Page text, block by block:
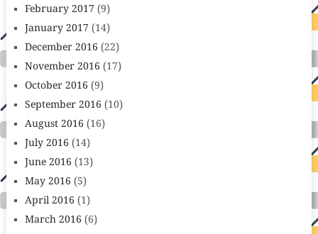
February 2017 (9)
January 2017 (14)
December 2016 (22)
November 2016 (17)
October 2016 (9)
September 2016 (10)
August 2016 (16)
July 2016 (14)
June 2016 (13)
May 2016 (5)
April 2016 (1)
March 2016 (6)